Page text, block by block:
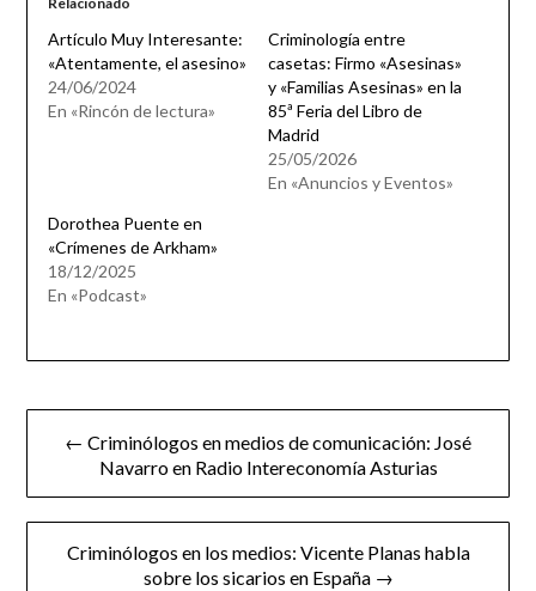
Artículo Muy Interesante:
«Atentamente, el asesino»
24/06/2024
En «Rincón de lectura»
Criminología entre
casetas: Firmo «Asesinas»
y «Familias Asesinas» en la
85ª Feria del Libro de
Madrid
25/05/2026
En «Anuncios y Eventos»
Dorothea Puente en
«Crímenes de Arkham»
18/12/2025
En «Podcast»
Navegación
entradas
← Criminólogos en medios de comunicación: José
Navarro en Radio Intereconomía Asturias
Criminólogos en los medios: Vicente Planas habla
sobre los sicarios en España →